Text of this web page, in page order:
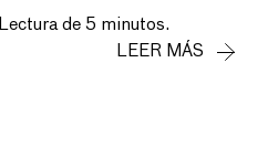
Lectura de 5 minutos.
LEER MÁS